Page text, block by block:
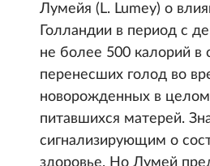
Лумейя (L. Lumey) о
Голландии в период с
не более 500 калорий в
перенесших голод во
новорожденных в
питавшихся матерей.
сигнализирующим о
здоровье. Но Лумей